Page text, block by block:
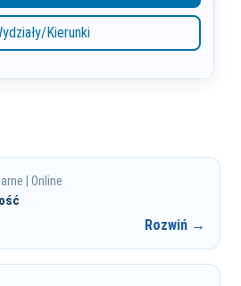
Kierunki
| Online
Rozwiń →